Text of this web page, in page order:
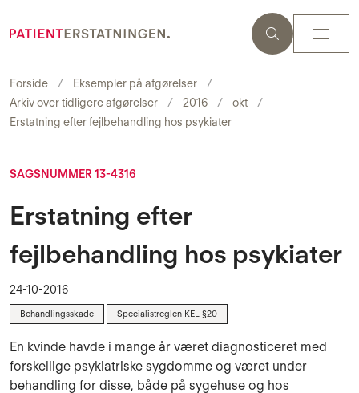
Forside
Eksempler på afgørelser
Arkiv over tidligere afgørelser
2016
okt
Erstatning efter fejlbehandling hos psykiater
SAGSNUMMER 13-4316
Erstatning efter
fejlbehandling hos psykiater
24-10-2016
Behandlingsskade Specialistreglen KEL §20
En kvinde havde i mange år været diagnosticeret med
forskellige psykiatriske sygdomme og været under
behandling for disse, både på sygehuse og hos